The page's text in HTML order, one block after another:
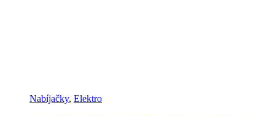
Nabíjačky, Elektro